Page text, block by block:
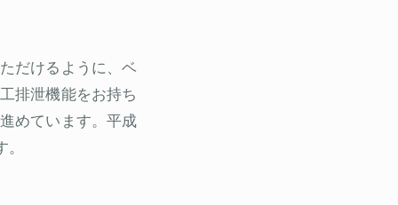
だけるように、ベ
排泄機能をお持ち
めています。平成